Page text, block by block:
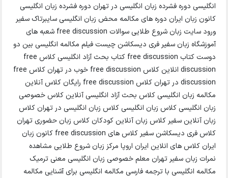
انگلیسی دوره فشرده زبان انگلیسی در تهران دوره فشرده زبان انگلیسی
کانون زبان ایران دوره های مکالمه محض زبان انگلیسی سایبرتاک سفیر
ورود سایت زبان شروع طلایی سوالات free discussion شعبه های
آموزشگاه زبان سفیر فری دیسکاشن چیست فیلم مکالمه انگلیسی بین دو
دوست کتاب free discussion کتاب بحث آزاد انگلیسی کلاس free
discussion انلاین کلاس free discussion خوب در تهران کلاس free
discussion در تهران کلاس free discussion رایگان کلاس آنلاین
مکالمه زبان انگلیسی کلاس بحث آزاد انگلیسی آنلاین کلاس خصوصی
زبان انگلیسی کلاس زبان انگلیسی کلاس زبان انگلیسی در تهران کلاس
زبان آنلاین سفیر کلاس زبان آنلاین کودکان کلاس زبان حضوری تهران
کلاس فری دیسکاشن سفیر کلاس های free discussion کانون زبان
ایران کلاس های انلاین ایران اروپا مرکز زبان شروع طلایی مشاهده
نمرات زبان سفیر تهران معلم خصوصی زبان انگلیسی معنی ترمیک
مکالمه انگلیسی با ترجمه فارسی مکالمه انگلیسی برای آشنایی مکالمه